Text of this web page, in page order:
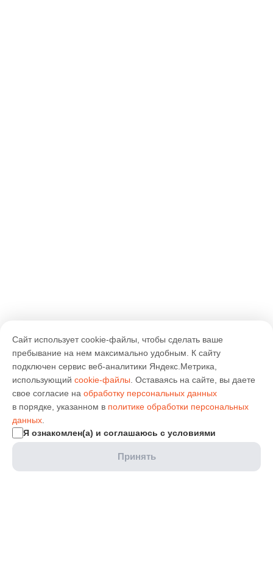
Сайт использует cookie-файлы, чтобы сделать ваше
пребывание на нем максимально удобным. К cайту
подключен сервис веб-аналитики Яндекс.Метрика,
использующий cookie-файлы . Оставаясь на сайте, вы даете
свое согласие на обработку персональных данных
в порядке, указанном в политике обработки персональных
данных
Я ознакомлен(а) и соглашаюсь с условиями
Принять